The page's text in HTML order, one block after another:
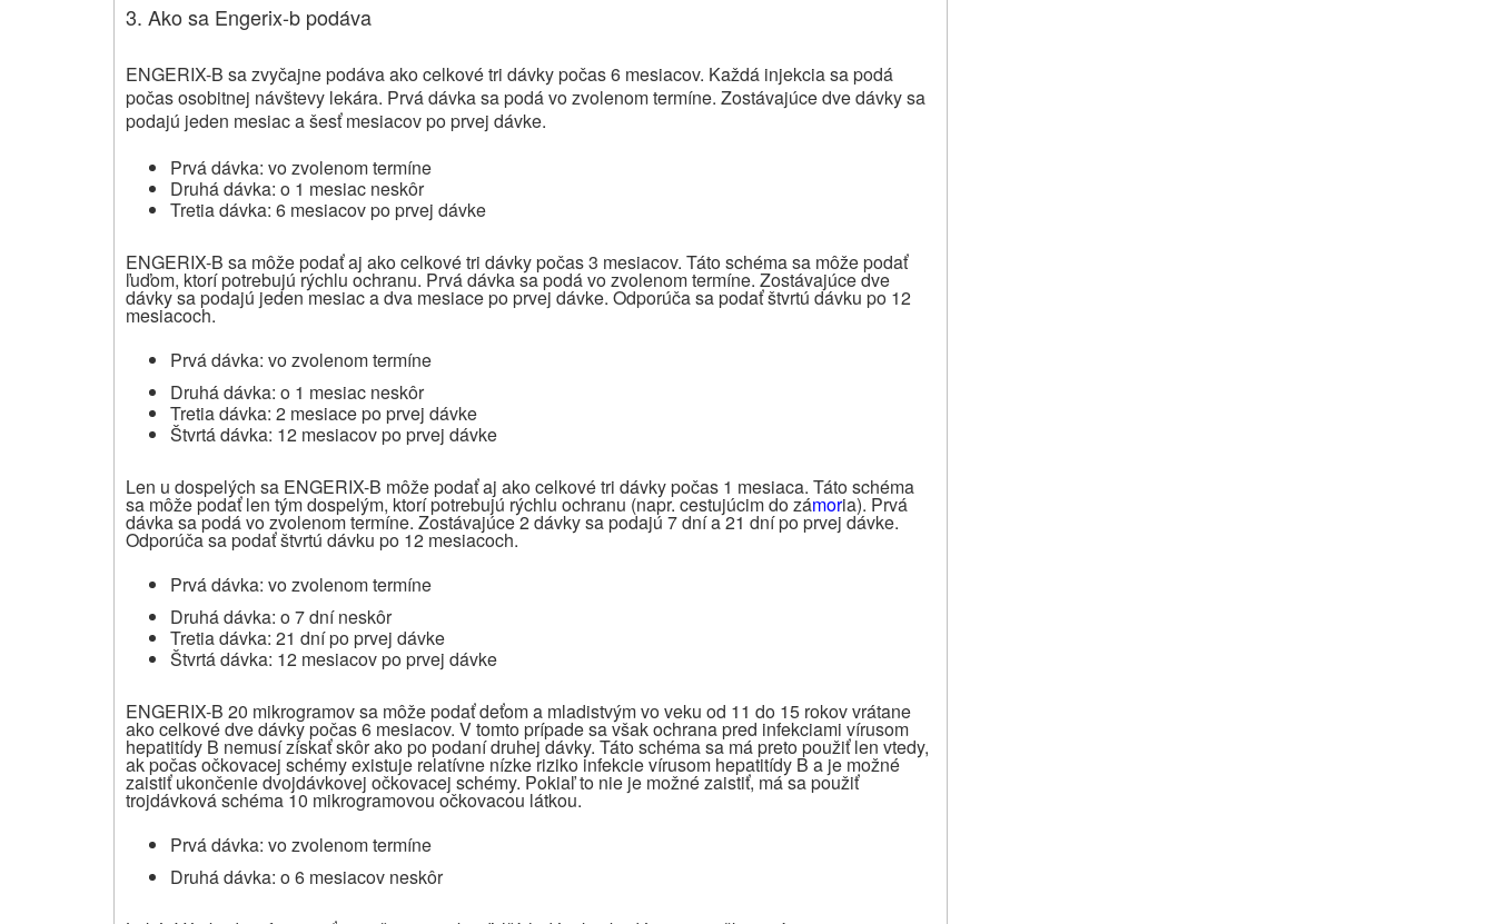
3. Ako sa Engerix-b podáva
ENGERIX-B sa zvyčajne podáva ako celkové tri dávky počas 6 mesiacov. Každá injekcia sa podá
počas osobitnej návštevy lekára. Prvá dávka sa podá vo zvolenom termíne. Zostávajúce dve dávky sa
podajú jeden mesiac a šesť mesiacov po prvej dávke.
Prvá dávka: vo zvolenom termíne
Druhá dávka: o 1 mesiac neskôr
Tretia dávka: 6 mesiacov po prvej dávke
ENGERIX-B sa môže podať aj ako celkové tri dávky počas 3 mesiacov. Táto schéma sa môže podať
ľuďom, ktorí potrebujú rýchlu ochranu. Prvá dávka sa podá vo zvolenom termíne. Zostávajúce dve
dávky sa podajú jeden mesiac a dva mesiace po prvej dávke. Odporúča sa podať štvrtú dávku po 12
mesiacoch.
Prvá dávka: vo zvolenom termíne
Druhá dávka: o 1 mesiac neskôr
Tretia dávka: 2 mesiace po prvej dávke
Štvrtá dávka: 12 mesiacov po prvej dávke
Len u dospelých sa ENGERIX-B môže podať aj ako celkové tri dávky počas 1 mesiaca. Táto schéma
sa môže podať len tým dospelým, ktorí potrebujú rýchlu ochranu (napr. cestujúcim do zámoria). Prvá
dávka sa podá vo zvolenom termíne. Zostávajúce 2 dávky sa podajú 7 dní a 21 dní po prvej dávke.
Odporúča sa podať štvrtú dávku po 12 mesiacoch.
Prvá dávka: vo zvolenom termíne
Druhá dávka: o 7 dní neskôr
Tretia dávka: 21 dní po prvej dávke
Štvrtá dávka: 12 mesiacov po prvej dávke
ENGERIX-B 20 mikrogramov sa môže podať deťom a mladistvým vo veku od 11 do 15 rokov vrátane
ako celkové dve dávky počas 6 mesiacov. V tomto prípade sa však ochrana pred infekciami vírusom
hepatitídy B nemusí získať skôr ako po podaní druhej dávky. Táto schéma sa má preto použiť len vtedy,
ak počas očkovacej schémy existuje relatívne nízke riziko infekcie vírusom hepatitídy B a je možné
zaistiť ukončenie dvojdávkovej očkovacej schémy. Pokiaľ to nie je možné zaistiť, má sa použiť
trojdávková schéma 10 mikrogramovou očkovacou látkou.
Prvá dávka: vo zvolenom termíne
Druhá dávka: o 6 mesiacov neskôr